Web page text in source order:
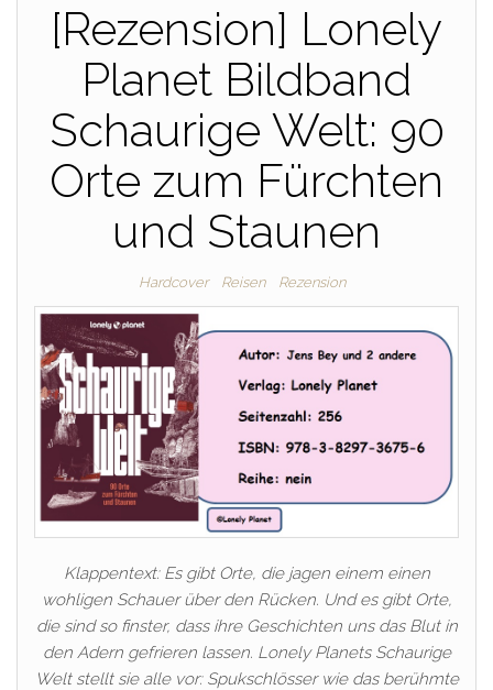
[Rezension] Lonely
Planet Bildband
Schaurige Welt: 90
Orte zum Fürchten
und Staunen
Hardcover Reisen Rezension
Klappentext: Es gibt Orte, die jagen einem einen
wohligen Schauer über den Rücken. Und es gibt Orte,
die sind so finster, dass ihre Geschichten uns das Blut in
den Adern gefrieren lassen. Lonely Planets Schaurige
Welt stellt sie alle vor: Spukschlösser wie das berühmte